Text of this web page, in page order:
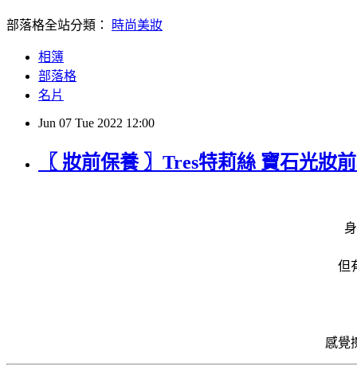
部落格全站分類： 時尚美妝
相簿
部落格
名片
Jun 07 Tue 2022 12:00
〖 妝前保養 〗Tres特莉絲 寶石光
但
感覺